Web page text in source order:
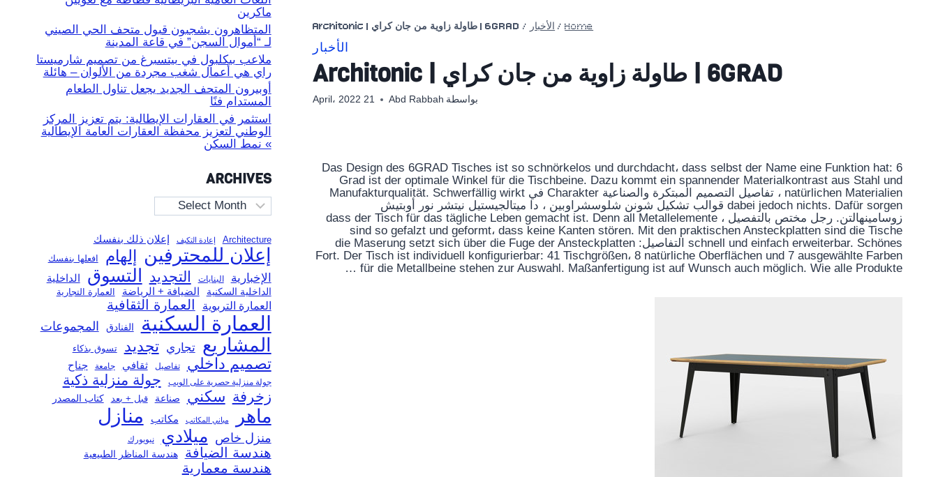
Home
/ الأخبار / 6GRAD | طاولة زاوية من جان كراي | Architonic
الأخبار
6GRAD | طاولة زاوية من جان كراي | Architonic
بواسطة Abd Rabbah 21 April، 2022
Das Design des 6GRAD Tisches ist so schnörkelos und durchdacht، dass selbst der Name eine Funktion hat: 6
Grad ist der optimale Winkel für die Tischbeine. Dazu kommt ein spannender Materialkontrast aus Stahl und
natürlichen Materialien ، تفاصيل التصميم المبتكرة والصناعية Charakter في Manufakturqualität. Schwerfällig wirkt
dabei jedoch nichts. Dafür sorgen قوالب تشكيل شونن شلوسشراوبين ، دا ميتالجيستيل نيتشر نور أوبتيش
زوسامينهالتن. رجل مختص بالتفصيل ، dass der Tisch für das tägliche Leben gemacht ist. Denn all Metallelemente
sind so gefalzt und geformt، dass keine Kanten stören. Mit den praktischen Ansteckplatten sind die Tische
schnell und einfach erweiterbar. Schönes التفاصيل: die Maserung setzt sich über die Fuge der Ansteckplatten
Fort. Der Tisch ist individuell konfigurierbar: 41 Tischgrößen، 8 natürliche Oberflächen und 7 ausgewählte Farben
für die Metallbeine stehen zur Auswahl. Maßanfertigung ist auf Wunsch auch möglich. Wie alle Produkte …
ماكرين
المتظاهرون يشجبون قبول متحف الحي الصيني
لـ “أموال السجن” في قاعة المدينة
ملاعب بيكلبول في بيتسبرغ من تصميم شارميستا
راي هي أعمال شغب مجردة من الألوان – هائلة
أوبيرون المتحف الجديد يجعل تناول الطعام
المستدام فنًا
استثمر في العقارات الإيطالية: يتم تعزيز المركز
الوطني لتعزيز محفظة العقارات العامة الإيطالية
» نمط السكن
ARCHIVES
Archives
Architecture إعادة التكيف إعلان ذلك بنفسك
إعلان للمحترفين إلهام افعلها بنفسك
الإخبارية البنايات التجديد التسوق الداخلية
الداخلية السكنية الضيافة + الرياضة العمارة التجارية
العمارة التربوية العمارة الثقافية
العمارة السكنية الفنادق المجموعات
المشاريع تجاري تجديد تسوق بذكاء
تصميم داخلي تفاصيل ثقافي جامعة جناح
جولة منزلية حصرية على الويب
جولة منزلية ذكية
زخرفة سكني صناعة قبل + بعد كتاب المصدر
ماهر مباني المكاتب مكاتب منازل
منزل خاص ميلادي نيويورك
هندسة الضيافة هندسة المناظر الطبيعية
هندسة معمارية